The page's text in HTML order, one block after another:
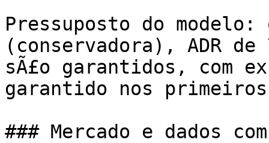
Pressuposto do modelo:
(conservadora), ADR
sÃ£o garantidos, com
garantido nos
### Mercado e dados